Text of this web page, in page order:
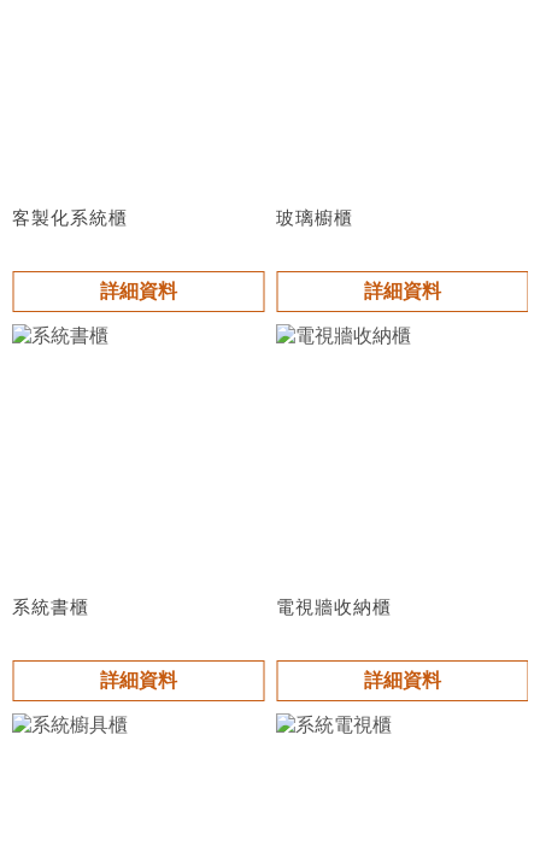
客製化系統櫃
詳細資料
玻璃櫥櫃
詳細資料
系統書櫃
詳細資料
電視牆收納櫃
詳細資料